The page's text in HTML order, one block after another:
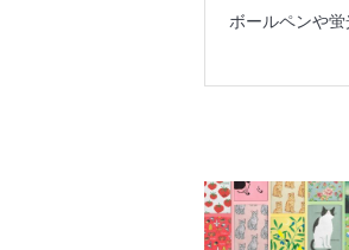
ボールペンや